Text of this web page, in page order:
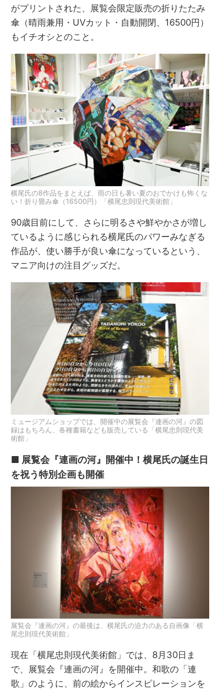
がプリントされた、展覧会限定販売の折りたたみ
傘（晴雨兼用・UVカット・自動開閉、16500円）
もイチオシとのこと。
横尾氏の8作品をまとえば、雨の日も暑い夏のおでかけも怖くな
い！折り畳み傘（16500円）「横尾忠則現代美術館」
90歳目前にして、さらに明るさや鮮やかさが増し
ているように感じられる横尾氏のパワーみなぎる
作品が、使い勝手が良い傘になっているという、
マニア向けの注目グッズだ。
ミュージアムショップでは、開催中の展覧会『連画の河』の図
録はもちろん、各種書籍なども販売している「横尾忠則現代美
術館」
■ 展覧会『連画の河』開催中！横尾氏の誕生日
を祝う特別企画も開催
展覧会『連画の河』の最後は、横尾氏の迫力のある自画像「横
尾忠則現代美術館」
現在「横尾忠則現代美術館」では、8月30日ま
で、展覧会『連画の河』を開催中。和歌の「連
歌」のように、前の絵からインスピレーションを